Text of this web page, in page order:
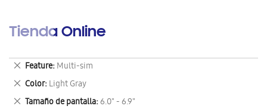
Tienda Online
Feature Multi-sim
Eliminar
este
artículo
Color Light Gray
Eliminar
este
Tamaño de pantalla 6.0" - 6.9"
Eliminar